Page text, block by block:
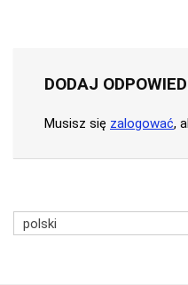
DODAJ
Musisz się zalogować,
polski